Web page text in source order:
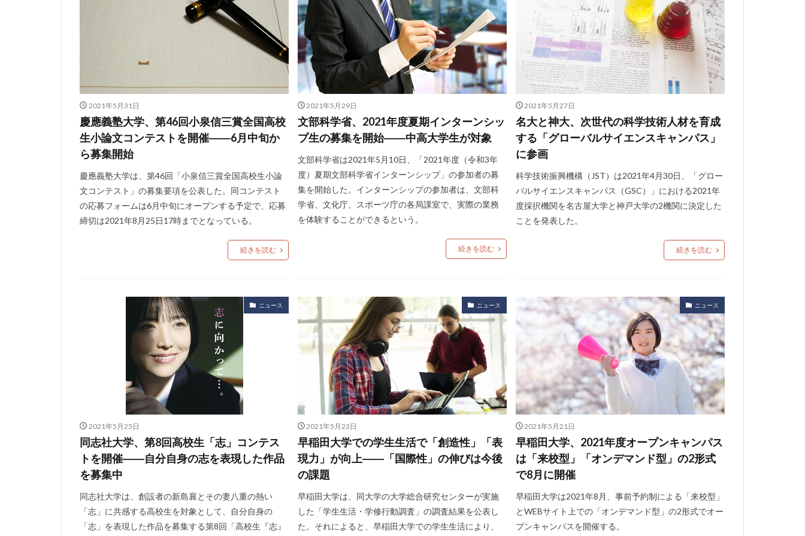
2021年5月31日
慶應義塾大学、第46回小泉信三賞全国高校
生小論文コンテストを開催――6月中旬か
ら募集開始
慶應義塾大学は、第46回「小泉信三賞全国高校生小論
文コンテスト」の募集要項を公表した。同コンテスト
の応募フォームは6月中旬にオープンする予定で、応募
締切は2021年8月25日17時までとなっている。
続きを読む
2021年5月29日
文部科学省、2021年度夏期インターンシッ
プ生の募集を開始――中高大学生が対象
文部科学省は2021年5月10日、「2021年度（令和3年
度）夏期文部科学省インターンシップ」の参加者の募
集を開始した。インターンシップの参加者は、文部科
学省、文化庁、スポーツ庁の各局課室で、実際の業務
を体験することができるという。
続きを読む
2021年5月27日
名大と神大、次世代の科学技術人材を育成
する「グローバルサイエンスキャンパス」
に参画
科学技術振興機構（JST）は2021年4月30日、「グロー
バルサイエンスキャンパス（GSC）」における2021年
度採択機関を名古屋大学と神戸大学の2機関に決定した
ことを発表した。
続きを読む
ニュース
2021年5月25日
同志社大学、第8回高校生「志」コンテス
トを開催――自分自身の志を表現した作品
を募集中
同志社大学は、創設者の新島襄とその妻八重の熱い
「志」に共感する高校生を対象として、自分自身の
「志」を表現した作品を募集する第8回「高校生『志』
ニュース
2021年5月23日
早稲田大学での学生生活で「創造性」「表
現力」が向上――「国際性」の伸びは今後
の課題
早稲田大学は、同大学の大学総合研究センターが実施
した「学生生活・学修行動調査」の調査結果を公表し
た。それによると、早稲田大学での学生生活により、
ニュース
2021年5月21日
早稲田大学、2021年度オープンキャンパス
は「来校型」「オンデマンド型」の2形式
で8月に開催
早稲田大学は2021年8月、事前予約制による「来校型」
とWEBサイト上での「オンデマンド型」の2形式でオー
プンキャンパスを開催する。